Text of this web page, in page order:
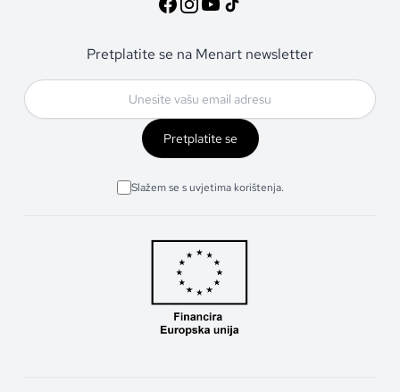
Pretplatite se na Menart newsletter
Pretplatite se
Slažem se s uvjetima korištenja.